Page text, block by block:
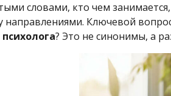
словами, кто чем
Ключевой
? Это не синонимы, а